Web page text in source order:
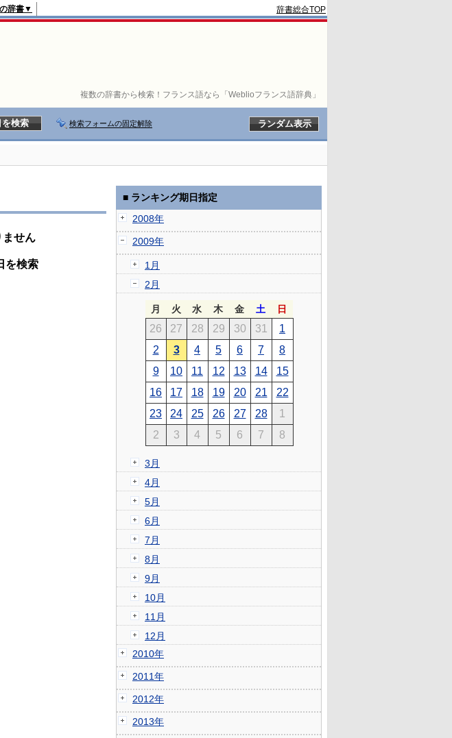
複数の辞書から検索！フランス語なら「Weblioフランス語辞典」
辞書▼ 辞書総合TOP
検索フォームの固定解除
せん
を検索
■ ランキング期日指定
2008年
2009年
1月
2月
月 火 水 木 金 土 日
26 27 28 29 30 31
1
2
3 4 5 6 7
8
9
10 11 12 13 14
15
16
17 18 19 20 21
22
23
24 25 26 27 28
1
2
3 4 5 6 7 8
3月
4月
5月
6月
7月
8月
9月
10月
11月
12月
2010年
2011年
2012年
2013年